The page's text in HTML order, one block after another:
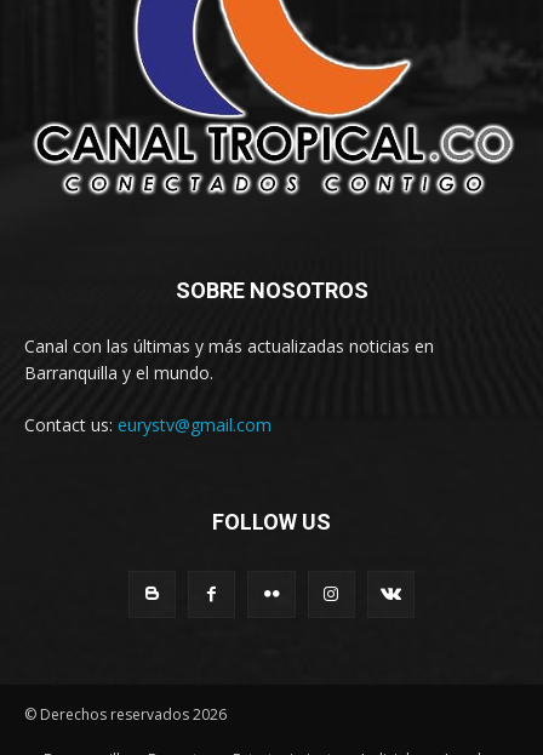
SOBRE NOSOTROS
Canal con las últimas y más actualizadas noticias en
Barranquilla y el mundo.
Contact us: eurystv@gmail.com
FOLLOW US
© Derechos reservados 2026